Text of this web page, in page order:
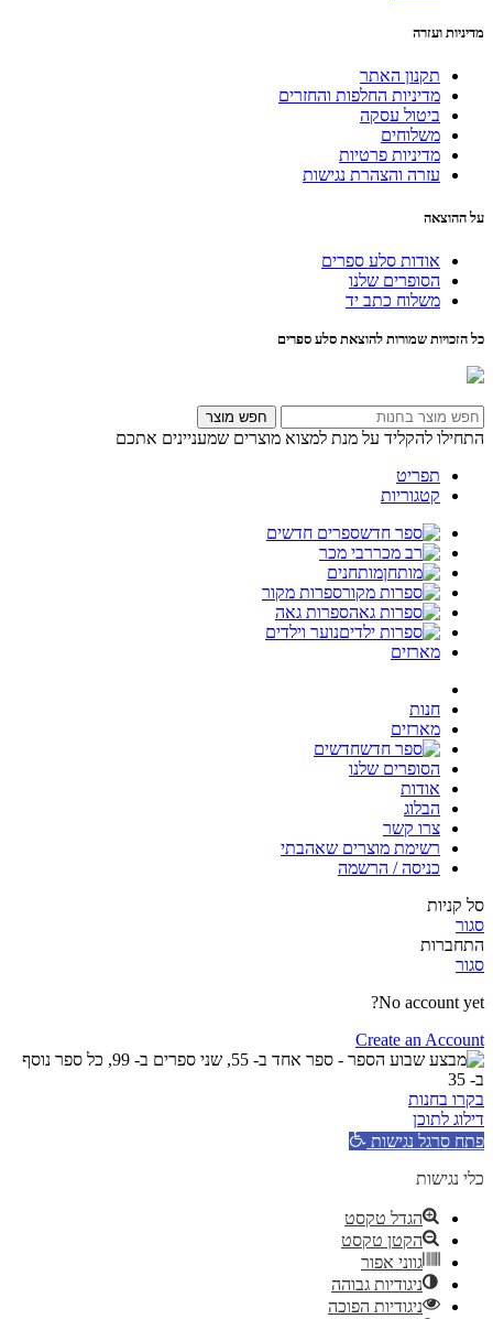
מדיניות ועזרה
תקנון האתר
מדיניות החלפות והחזרים
ביטול עסקה
משלוחים
מדיניות פרטיות
עזרה והצהרת נגישות
על ההוצאה
אודות סלע ספרים
הסופרים שלנו
משלוח כתב יד
כל הזכויות שמורות להוצאת סלע ספרים
חפש מוצר
התחילו להקליד על מנת למצוא מוצרים שמעניינים אתכם
תפריט
קטגוריות
ספרים חדשים
רבי מכר
מותחנים
ספרות מקור
ספרות גאה
נוער וילדים
מארזים
חנות
מארזים
חדשים
הסופרים שלנו
אודות
הבלוג
צרו קשר
רשימת מוצרים שאהבתי
כניסה / הרשמה
סל קניות
סגור
התחברות
סגור
No account yet?
Create an Account
בקרו בחנות
דילוג לתוכן
פתח סרגל נגישות
כלי נגישות
הגדל טקסט
הקטן טקסט
גווני אפור
ניגודיות גבוהה
ניגודיות הפוכה